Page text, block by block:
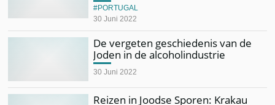
30 Juni 2022
PORTUGAL
De vergeten geschiedenis van de
Joden in de alcoholindustrie
30 Juni 2022
Reizen in Joodse Sporen: Krakau